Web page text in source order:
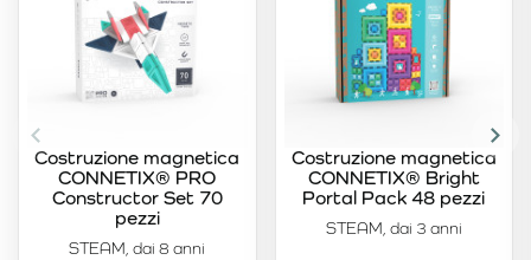
STEAM, dai 8 anni
Costruzione magnetica
CONNETIX® PRO
Constructor Set 70
pezzi
STEAM, dai 3 anni
Costruzione magnetica
CONNETIX® Bright
Portal Pack 48 pezzi